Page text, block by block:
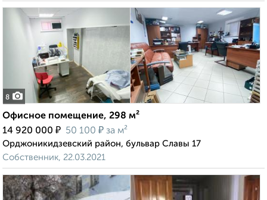
8
Офисное помещение, 298 м²
14 920 000 ₽ 50 100 ₽ за м²
Орджоникидзевский район, бульвар Славы 17
Собственник, 22.03.2021